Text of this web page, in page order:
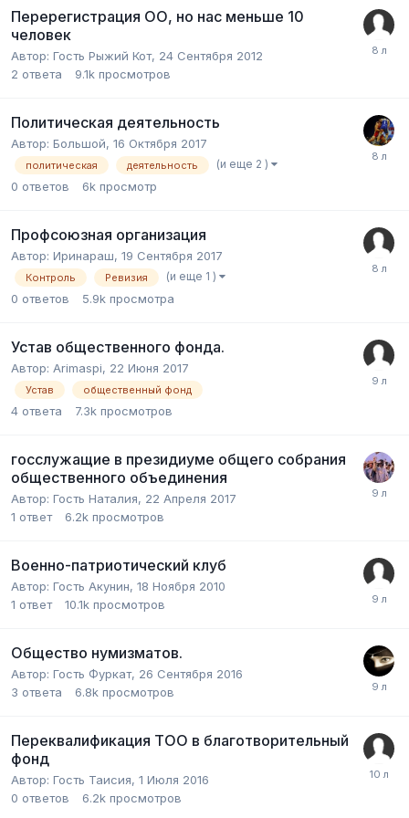
Перерегистрация ОО, но нас меньше 10
человек
Автор: Гость Рыжий Кот, 24 Сентября 2012
2 ответа 9.1k просмотров
Политическая деятельность
Автор: Большой, 16 Октября 2017
политическая деятельность (и еще 2 )
0 ответов 6k просмотр
Профсоюзная организация
Автор: Иринараш, 19 Сентября 2017
Контроль Ревизия (и еще 1 )
0 ответов 5.9k просмотра
Устав общественного фонда.
Автор: Arimaspi, 22 Июня 2017
Устав общественный фонд
4 ответа 7.3k просмотров
госслужащие в президиуме общего собрания
общественного объединения
Автор: Гость Наталия, 22 Апреля 2017
1 ответ 6.2k просмотров
Военно-патриотический клуб
Автор: Гость Акунин, 18 Ноября 2010
1 ответ 10.1k просмотров
Общество нумизматов.
Автор: Гость Фуркат, 26 Сентября 2016
3 ответа 6.8k просмотров
Переквалификация ТОО в благотворительный
фонд
Автор: Гость Таисия, 1 Июля 2016
0 ответов 6.2k просмотров